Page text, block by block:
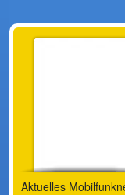
Aktuelles